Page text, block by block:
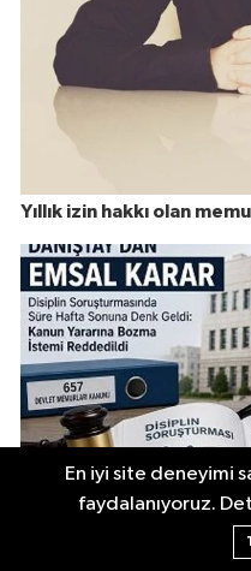
Yıllık izin hakkı olan
Disiplin
En iyi site deneyimi
faydalanıyoruz.